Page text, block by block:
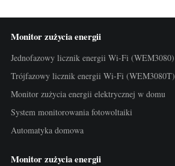
Monitor zużycia energii
Jednofazowy licznik energii Wi-Fi (WEM3080)
Trójfazowy licznik energii Wi-Fi (WEM3080T)
Monitor zużycia energii elektrycznej w domu
System monitorowania fotowoltaiki
Automatyka domowa
Monitor zużycia energii